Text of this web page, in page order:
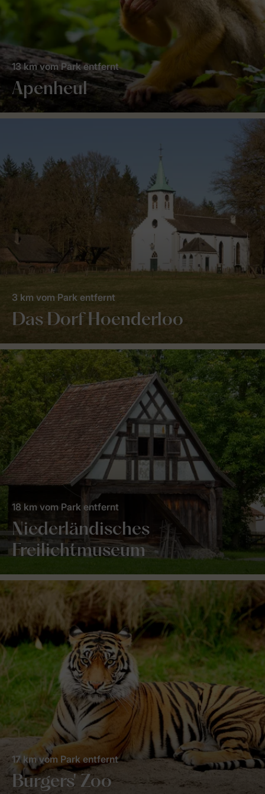
Apenheul
13 km vom Park entfernt
Das Dorf Hoenderloo
3 km vom Park entfernt
Niederländisches
Freilichtmuseum
18 km vom Park entfernt
Burgers' Zoo
17 km vom Park entfernt